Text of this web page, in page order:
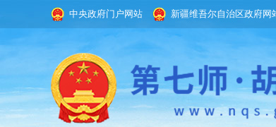
中央政府门户网站 新疆维吾尔自治区政府网